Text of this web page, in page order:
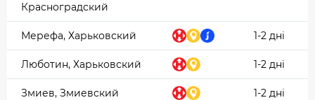
Красноградский
Мерефа, Харьковский 1-2 дні
Люботин, Харьковский 1-2 дні
Змиев, Змиевский 1-2 дні